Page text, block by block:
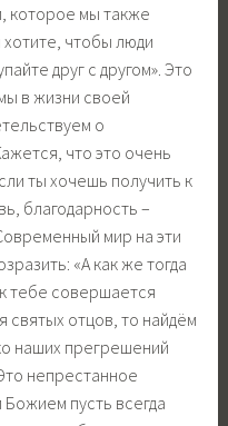
которое мы также
хотите, чтобы люди
друг с другом». Это
в жизни своей
о
что это очень
ты хочешь получить к
благодарность –
мир на эти
«А как же тогда
тебе совершается
святых отцов, то найдём
наших прегрешений
непрестанное
пусть всегда